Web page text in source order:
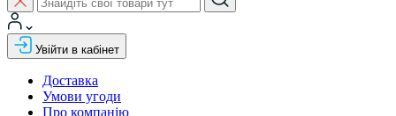
Увійти в кабінет
Доставка
Умови угоди
Про компанію